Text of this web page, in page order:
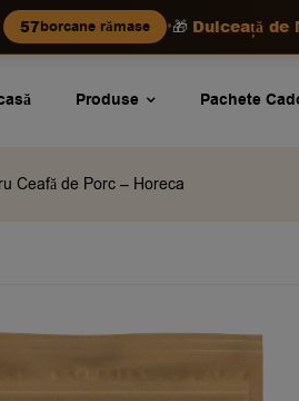
57borcane rămase •🎁 Dulceață de
Produse Pachete
Ceafă de Porc – Horeca